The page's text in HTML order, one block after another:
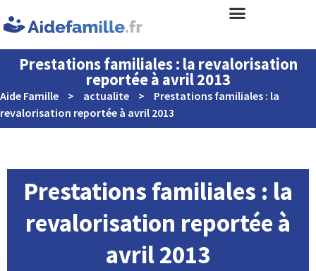
Prestations familiales : la revalorisation
reportée à avril 2013
Aide Famille > actualite >
Prestations familiales : la
revalorisation reportée à avril 2013
Prestations familiales : la
revalorisation reportée à
avril 2013